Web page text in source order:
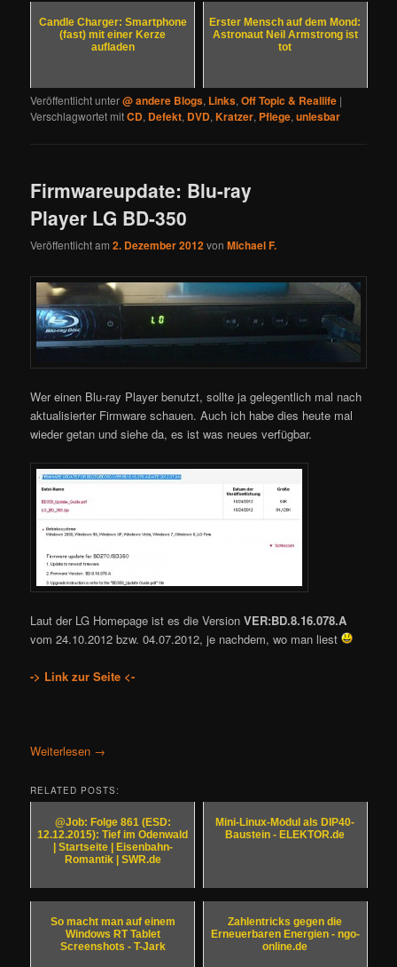
Candle Charger: Smartphone
(fast) mit einer Kerze
aufladen
Erster Mensch auf dem Mond:
Astronaut Neil Armstrong ist
tot
Veröffentlicht unter@ andere Blogs, Links,Off Topic & Reallife |
Verschlagwortet mitCD, Defekt, DVD,Kratzer, Pflege,unlesbar
Firmwareupdate: Blu-ray
Player LG BD-350
Veröffentlicht am2. Dezember 2012vonMichael F.
Wer einen Blu-ray Player benutzt, sollte ja gelegentlich mal nach
aktualisierter Firmware schauen. Auch ich habe dies heute mal
wieder getan und siehe da, es ist was neues verfügbar.
Laut der LG Homepage ist es die VersionVER:BD.8.16.078.A
vom 24.10.2012 bzw. 04.07.2012, je nachdem, wo man liest
-> Link zur Seite <-
Weiterlesen →
RELATED POSTS:
@Job: Folge 861 (ESD:
12.12.2015): Tief im Odenwald
| Startseite | Eisenbahn-
Romantik | SWR.de
Mini-Linux-Modul als DIP40-
Baustein - ELEKTOR.de
So macht man auf einem
Windows RT Tablet
Screenshots - T-Jark
Zahlentricks gegen die
Erneuerbaren Energien - ngo-
online.de